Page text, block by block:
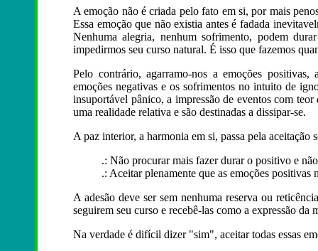
A emoção não é criada pelo fato em si, por mais
Essa emoção que não existia antes é fadada
Nenhuma alegria, nenhum sofrimento, podem
impedirmos seu curso natural. É isso que fazemos
Pelo contrário, agarramo-nos a emoções
emoções negativas e os sofrimentos no intuito de
insuportável pânico, a impressão de eventos com
uma realidade relativa e são destinadas a dissipar-se.
A paz interior, a harmonia em si, passa pela aceitação
.: Não procurar mais fazer durar o positivo e
.: Aceitar plenamente que as emoções positivas
A adesão deve ser sem nenhuma reserva ou
seguirem seu curso e recebê-las como a expressão da
Na verdade é difícil dizer "sim", aceitar todas essas